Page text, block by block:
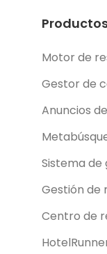
Motor de
Gestor de
Anuncios
Sistema de
Gestión de
Centro de